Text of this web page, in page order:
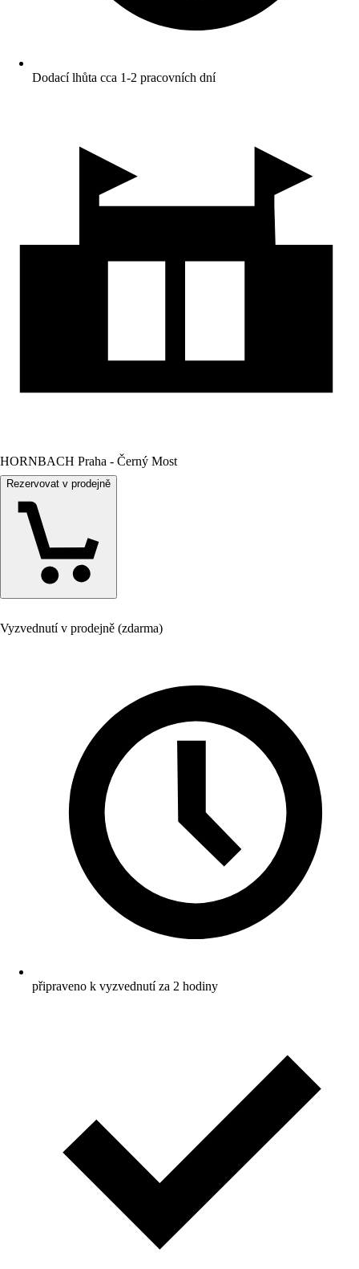
Dodací lhůta cca 1-2 pracovních dní
HORNBACH Praha - Černý Most
Rezervovat v prodejně
Vyzvednutí v prodejně (zdarma)
připraveno k vyzvednutí za 2 hodiny